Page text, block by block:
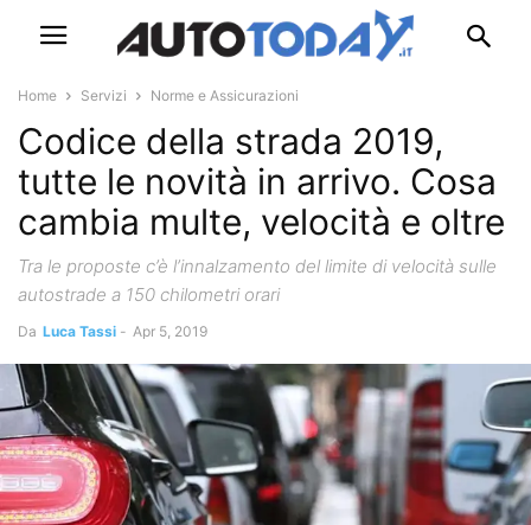
Home Servizi Norme e Assicurazioni
Codice della strada 2019,
tutte le novità in arrivo. Cosa
cambia multe, velocità e oltre
Tra le proposte c’è l’innalzamento del limite di velocità sulle
autostrade a 150 chilometri orari
Da Luca Tassi - Apr 5, 2019